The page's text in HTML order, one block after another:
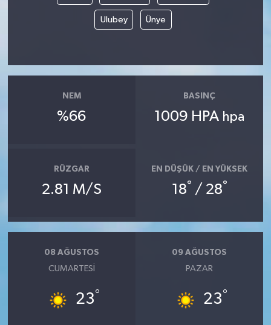
Ulubey Ünye
NEM
%66
BASINÇ
1009 HPA hpa
RÜZGAR
2.81 M/S
EN DÜŞÜK / EN YÜKSEK
18° / 28°
08 AĞUSTOS
CUMARTESI
23°
09 AĞUSTOS
PAZAR
23°